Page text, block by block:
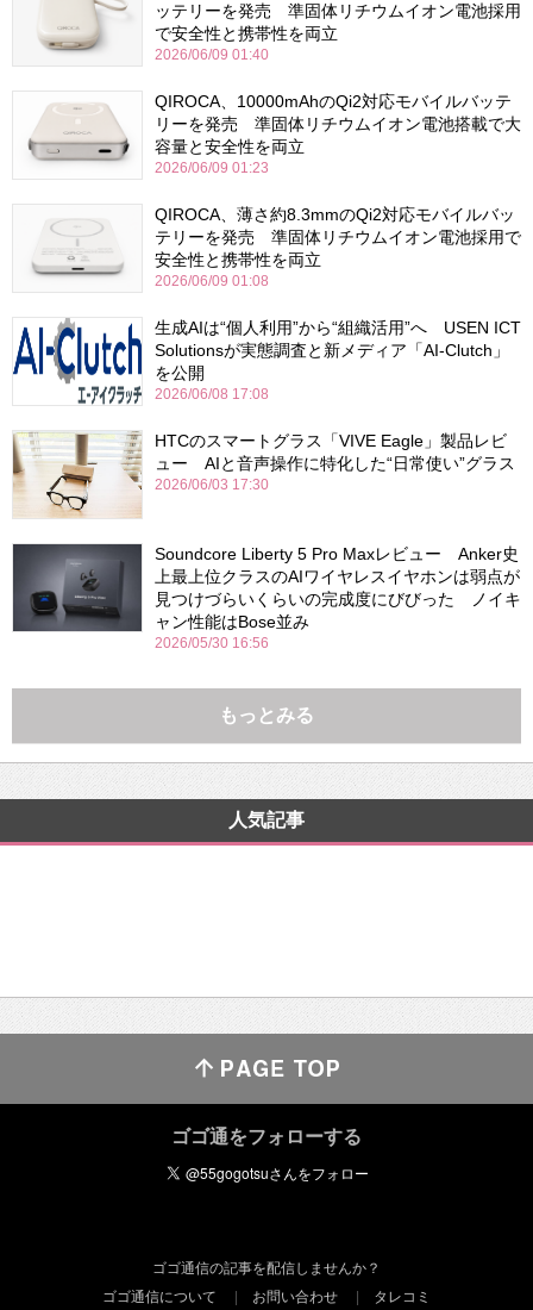
ッテリーを発売 準固体リチウムイオン電池採用
で安全性と携帯性を両立
2026/06/09 01:40
QIROCA、10000mAhのQi2対応モバイルバッテ
リーを発売 準固体リチウムイオン電池搭載で大
容量と安全性を両立
2026/06/09 01:23
QIROCA、薄さ約8.3mmのQi2対応モバイルバッ
テリーを発売 準固体リチウムイオン電池採用で
安全性と携帯性を両立
2026/06/09 01:08
生成AIは“個人利用”から“組織活用”へ USEN ICT
Solutionsが実態調査と新メディア「AI-Clutch」
を公開
2026/06/08 17:08
HTCのスマートグラス「VIVE Eagle」製品レビ
ュー AIと音声操作に特化した“日常使い”グラス
2026/06/03 17:30
Soundcore Liberty 5 Pro Maxレビュー Anker史
上最上位クラスのAIワイヤレスイヤホンは弱点が
見つけづらいくらいの完成度にびびった ノイキ
ャン性能はBose並み
2026/05/30 16:56
もっとみる
人気記事
ゴゴ通をフォローする
ゴゴ通信の記事を配信しませんか？
ゴゴ通信について
お問い合わせ タレコミ